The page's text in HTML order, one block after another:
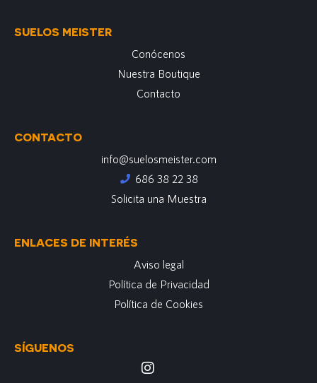
SUELOS MEISTER
Conócenos
Nuestra Boutique
Contacto
CONTACTO
info@suelosmeister.com
686 38 22 38
Solicita una Muestra
ENLACES DE INTERÉS
Aviso legal
Política de Privacidad
Política de Cookies
SÍGUENOS